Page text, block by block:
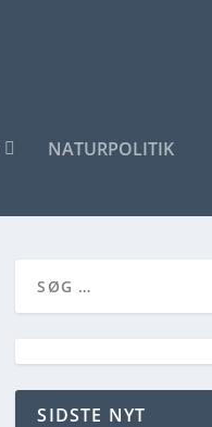
NATURPOLITIK
SIDSTE NYT